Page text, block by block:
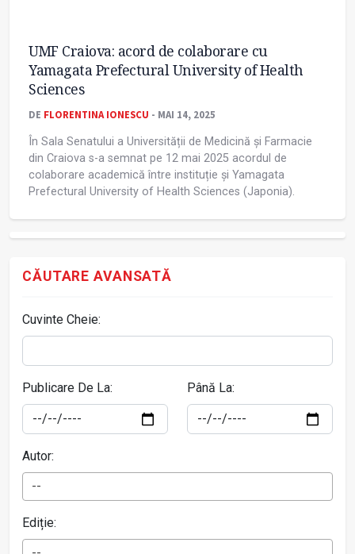
UMF Craiova: acord de colaborare cu
Yamagata Prefectural University of Health
Sciences
DE FLORENTINA IONESCU - MAI 14, 2025
În Sala Senatului a Universității de Medicină și Farmacie
din Craiova s-a semnat pe 12 mai 2025 acordul de
colaborare academică între instituție și Yamagata
Prefectural University of Health Sciences (Japonia).
CĂUTARE AVANSATĂ
Cuvinte Cheie:
Publicare De La: Până La:
Autor:
--
Ediție: